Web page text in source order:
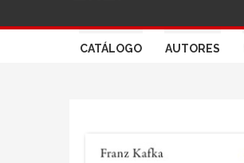
CATÁLOGO AUTORES